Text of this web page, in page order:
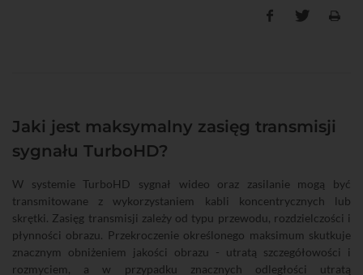
Jaki jest maksymalny zasięg transmisji
sygnału TurboHD?
W systemie TurboHD sygnał wideo oraz zasilanie mogą być
transmitowane z wykorzystaniem kabli koncentrycznych lub
skrętki. Zasięg transmisji zależy od typu przewodu, rozdzielczości i
płynności obrazu. Przekroczenie określonego maksimum skutkuje
znacznym obniżeniem jakości obrazu - utratą szczegółowości i
rozmyciem, a w przypadku znacznych odległości utratą